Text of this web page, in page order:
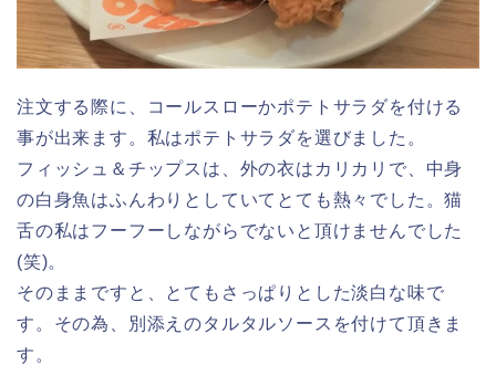
注文する際に、コールスローかポテトサラダを付ける
事が出来ます。私はポテトサラダを選びました。
フィッシュ＆チップスは、外の衣はカリカリで、中身
の白身魚はふんわりとしていてとても熱々でした。猫
舌の私はフーフーしながらでないと頂けませんでした
(笑)。
そのままですと、とてもさっぱりとした淡白な味で
す。その為、別添えのタルタルソースを付けて頂きま
す。